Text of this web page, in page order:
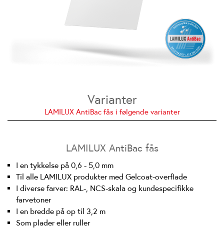
Varianter
LAMILUX AntiBac fås i følgende varianter
LAMILUX AntiBac fås
I en tykkelse på 0,6 - 5,0 mm
Til alle LAMILUX produkter med Gelcoat-overflade
I diverse farver: RAL-, NCS-skala og kundespecifikke
farvetoner
I en bredde på op til 3,2 m
Som plader eller ruller